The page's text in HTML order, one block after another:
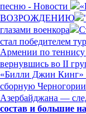
песню - Новости
ВОЗРОЖДЕНИЮ
глазами военкора
стал победителем
Армении по теннису
вернувшись во II
«Билли Джин Кинг»
сборную Черногории
Азербайджана —
состав и большие